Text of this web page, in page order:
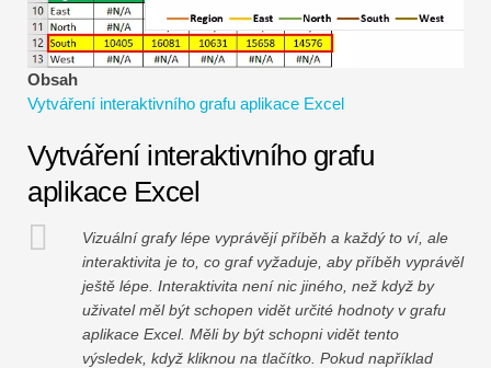
Návody k finančnímu modelování
Plná forma
Výukové programy pro řízení rizik
Obsah
Vytváření interaktivního grafu aplikace Excel
Vytváření interaktivního grafu
aplikace Excel
Vizuální grafy lépe vyprávějí příběh a každý to ví, ale
interaktivita je to, co graf vyžaduje, aby příběh vyprávěl
ještě lépe. Interaktivita není nic jiného, ​​než když by
uživatel měl být schopen vidět určité hodnoty v grafu
aplikace Excel. Měli by být schopni vidět tento
výsledek, když kliknou na tlačítko. Pokud například